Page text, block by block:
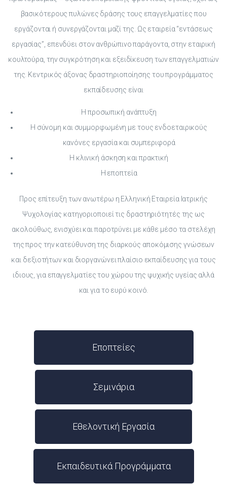
βασικότερους πυλώνες δράσης τους επαγγελματίες που
εργάζονται ή συνεργάζονται μαζί της. Ως εταιρεία “εντάσεως
εργασίας”, επενδύει στον ανθρώπινο παράγοντα, στην εταιρική
κουλτούρα, την συγκρότηση και εξειδίκευση των επαγγελματιών
της. Κεντρικός άξονας δραστηριοποίησης του προγράμματος
εκπαίδευσης είναι
Η προσωπική ανάπτυξη
Η σύνομη και συμμορφωμένη με τους ενδοεταιρικούς
κανόνες εργασία και συμπεριφορά
Η κλινική άσκηση και πρακτική
Η εποπτεία
Προς επίτευξη των ανωτέρω η Ελληνική Εταιρεία Ιατρικής
Ψυχολογίας κατηγοριοποιεί τις δραστηριότητές της ως
ακολούθως, ενισχύει και παροτρύνει με κάθε μέσο τα στελέχη
της προς την κατεύθυνση της διαρκούς αποκόμισης γνώσεων
και δεξιοτήτων και διοργανώνει πλαίσιο εκπαίδευσης για τους
ιδιους, για επαγγελματίες του χώρου της ψυχικής υγείας αλλά
και για το ευρύ κοινό.
Εποπτείες
Σεμινάρια
Εθελοντική Εργασία
Εκπαιδευτικά Προγράμματα